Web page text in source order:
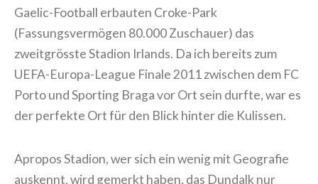
Gaelic-Football erbauten Croke-Park
(Fassungsvermögen 80.000 Zuschauer) das
zweitgrösste Stadion Irlands. Da ich bereits zum
UEFA-Europa-League Finale 2011 zwischen dem FC
Porto und Sporting Braga vor Ort sein durfte, war es
der perfekte Ort für den Blick hinter die Kulissen.
Apropos Stadion, wer sich ein wenig mit Geografie
auskennt, wird gemerkt haben, das Dundalk nur